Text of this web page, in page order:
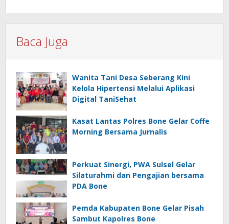
Baca Juga
Wanita Tani Desa Seberang Kini
Kelola Hipertensi Melalui Aplikasi
Digital TaniSehat
Kasat Lantas Polres Bone Gelar Coffe
Morning Bersama Jurnalis
Perkuat Sinergi, PWA Sulsel Gelar
Silaturahmi dan Pengajian bersama
PDA Bone
Pemda Kabupaten Bone Gelar Pisah
Sambut Kapolres Bone